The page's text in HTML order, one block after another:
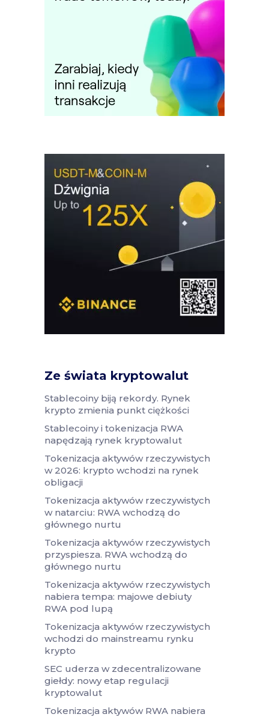
Ze świata kryptowalut
Stablecoiny biją rekordy. Rynek
krypto zmienia punkt ciężkości
Stablecoiny i tokenizacja RWA
napędzają rynek kryptowalut
Tokenizacja aktywów rzeczywistych
w 2026: krypto wchodzi na rynek
obligacji
Tokenizacja aktywów rzeczywistych
w natarciu: RWA wchodzą do
głównego nurtu
Tokenizacja aktywów rzeczywistych
przyspiesza. RWA wchodzą do
głównego nurtu
Tokenizacja aktywów rzeczywistych
nabiera tempa: majowe debiuty
RWA pod lupą
Tokenizacja aktywów rzeczywistych
wchodzi do mainstreamu rynku
krypto
SEC uderza w zdecentralizowane
giełdy: nowy etap regulacji
kryptowalut
Tokenizacja aktywów RWA nabiera